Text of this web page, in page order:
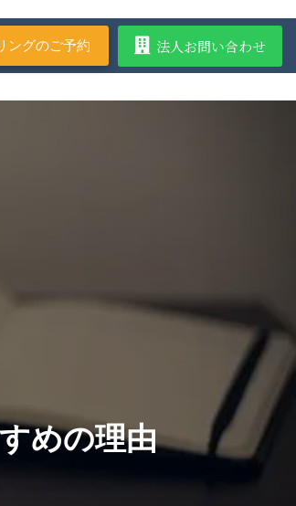
ングのご予約 法人お問い合わせ
めの理由